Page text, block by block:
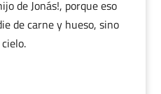
de Jonás!, porque eso
de carne y hueso, sino